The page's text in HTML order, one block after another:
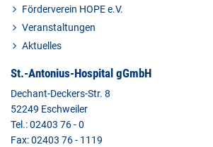
Förderverein HOPE e.V.
Veranstaltungen
Aktuelles
St.-Antonius-Hospital gGmbH
Dechant-Deckers-Str. 8
52249 Eschweiler
Tel.: 02403 76 - 0
Fax: 02403 76 - 1119